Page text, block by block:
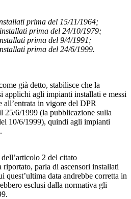
prima del 15/11/1964;
prima del 24/10/1979;
prima del 9/4/1991;
prima del 24/6/1999.
già detto, stabilisce che la
applichi agli impianti installati e messi
all’entrata in vigore del DPR
25/6/1999 (la pubblicazione sulla
10/6/1999), quindi agli impianti
2 del citato
parla di ascensori installati
quest’ultima data andrebbe corretta in
esclusi dalla normativa gli